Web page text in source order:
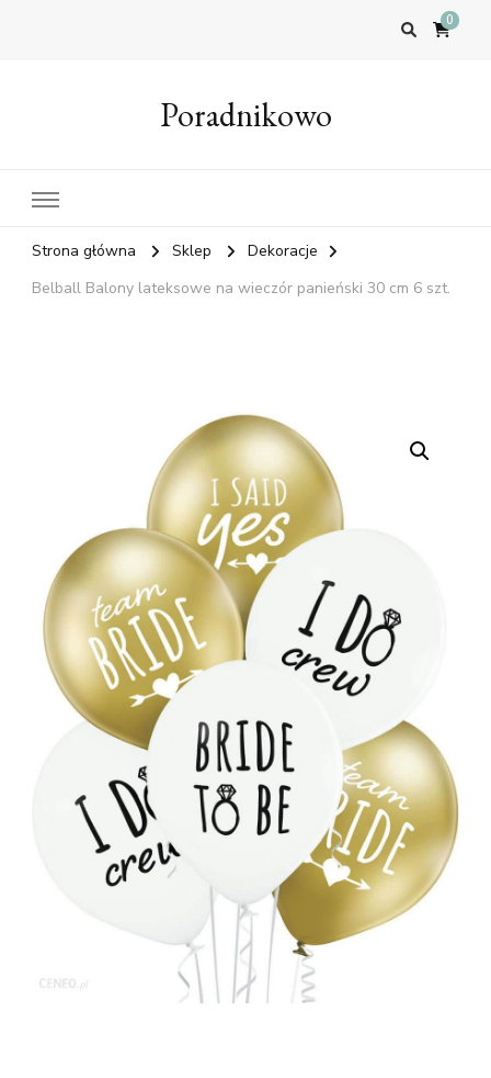
0
Poradnikowo
Strona główna Sklep
Dekoracje
Belball Balony lateksowe na wieczór panieński 30 cm 6 szt.